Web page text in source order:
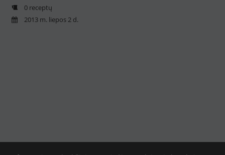
0 receptų
2013 m. liepos 2 d.